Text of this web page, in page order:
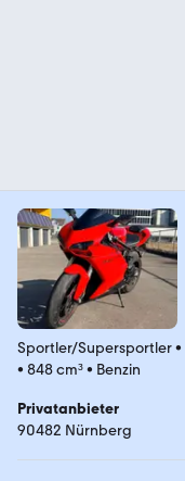
Sportler/Supersportler•
• 848 cm³• Benzin
Privatanbieter
90482 Nürnberg